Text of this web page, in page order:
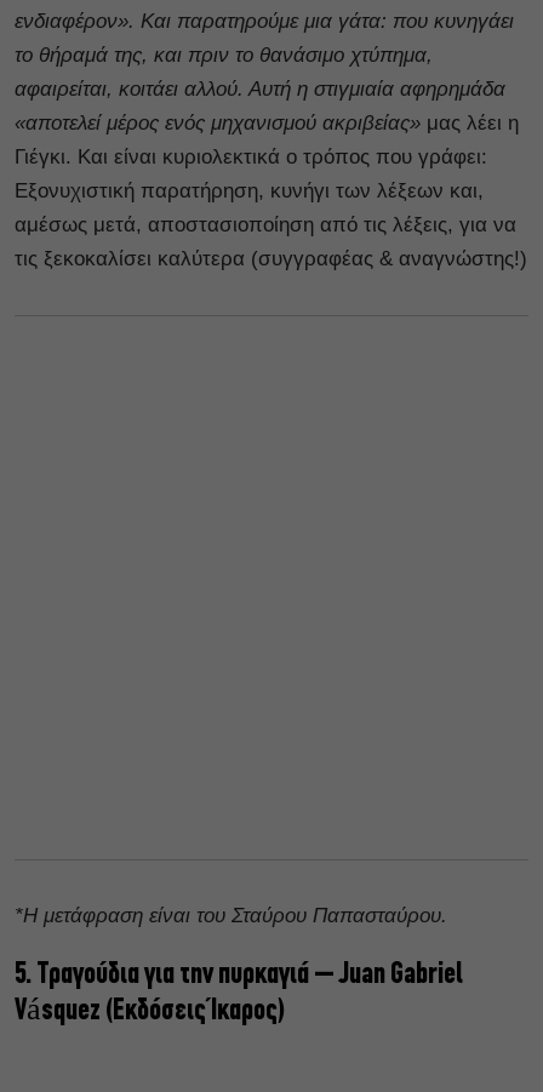
ενδιαφέρον». Και παρατηρούμε μια γάτα: που κυνηγάει
το θήραμά της, και πριν το θανάσιμο χτύπημα,
αφαιρείται, κοιτάει αλλού. Αυτή η στιγμιαία αφηρημάδα
«αποτελεί μέρος ενός μηχανισμού ακριβείας» μας λέει η
Γιέγκι. Και είναι κυριολεκτικά ο τρόπος που γράφει:
Εξονυχιστική παρατήρηση, κυνήγι των λέξεων και,
αμέσως μετά, αποστασιοποίηση από τις λέξεις, για να
τις ξεκοκαλίσει καλύτερα (συγγραφέας & αναγνώστης!)
*Η μετάφραση είναι του Σταύρου Παπασταύρου.
5. Τραγούδια για την πυρκαγιά – Juan Gabriel
Vásquez (Εκδόσεις Ίκαρος)